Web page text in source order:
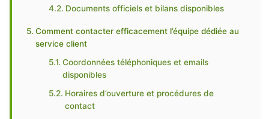
Documents officiels et bilans disponibles
Comment contacter efficacement l’équipe dédiée au
service client
Coordonnées téléphoniques et emails
disponibles
Horaires d’ouverture et procédures de
contact